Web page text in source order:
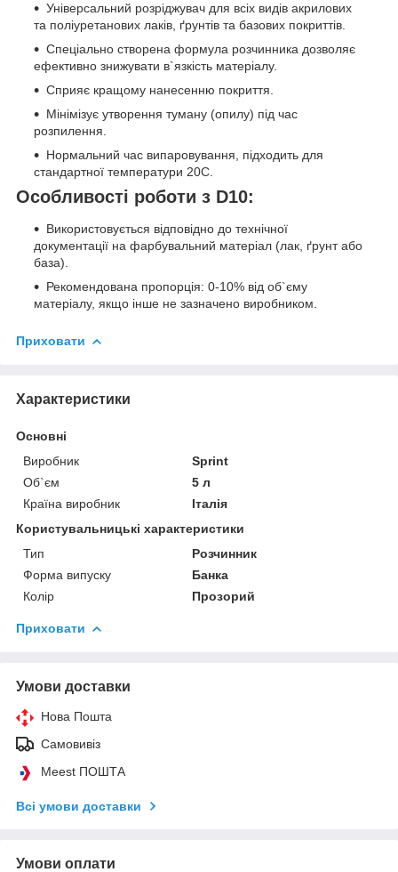
Універсальний розріджувач для всіх видів акрилових
та поліуретанових лаків, ґрунтів та базових покриттів.
Спеціально створена формула розчинника дозволяє
ефективно знижувати в`язкість матеріалу.
Сприяє кращому нанесенню покриття.
Мінімізує утворення туману (опилу) під час
розпилення.
Нормальний час випаровування, підходить для
стандартної температури 20С.
Особливості роботи з D10:
Використовується відповідно до технічної
документації на фарбувальний матеріал (лак, ґрунт або
база).
Рекомендована пропорція: 0-10% від об`єму
матеріалу, якщо інше не зазначено виробником.
Приховати
Характеристики
Основні
Виробник
Sprint
Об`єм
5 л
Країна виробник
Італія
Користувальницькі характеристики
Тип
Розчинник
Форма випуску
Банка
Колір
Прозорий
Приховати
Умови доставки
Нова Пошта
Самовивіз
Meest ПОШТА
Всі умови доставки
Умови оплати